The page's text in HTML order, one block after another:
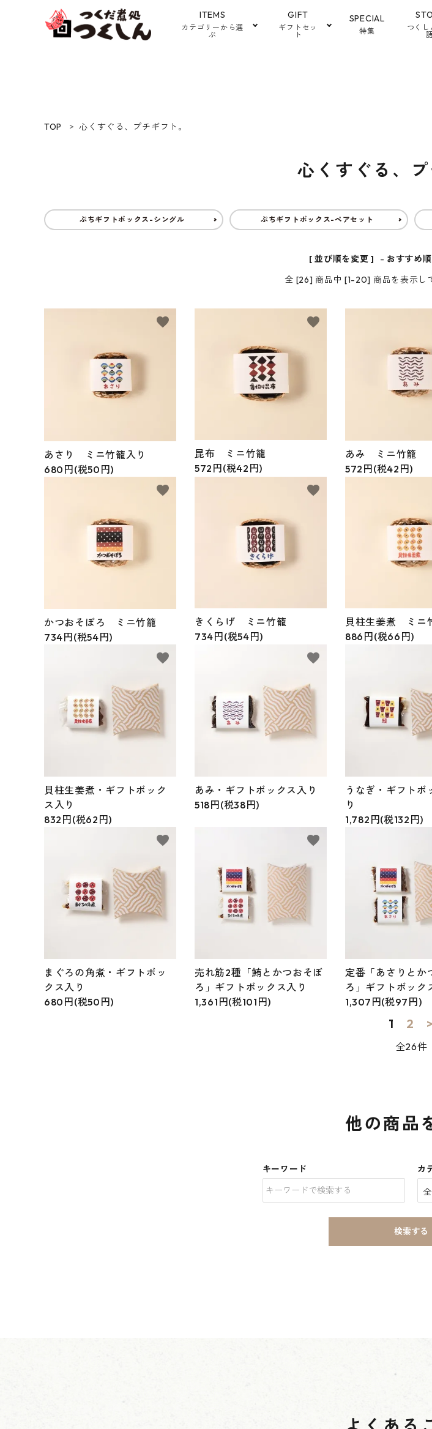
ITEMS
カテゴリーから選
ぶ
3,000円
5,000円
GIFT
ギフトセッ
ト
SPECIAL
特集
つくし
TOP 心くすぐる、プチギフト。
心くすぐる、プ
ぷちギフトボックス-シングル ぷちギフトボックス-ペアセット
[ 並び順を変更 ] - おすすめ順
全 [26] 商品中 [1-20] 商品を表示し
あさり ミニ竹籠入り
680円(税50円)
favorite
昆布 ミニ竹籠
572円(税42円)
favorite
あみ ミニ竹籠
572円(税42円)
かつおそぼろ ミニ竹籠
734円(税54円)
favorite
きくらげ ミニ竹籠
734円(税54円)
favorite
貝柱生姜煮 ミニ
886円(税66円)
貝柱生姜煮・ギフトボック
ス入り
832円(税62円)
favorite
あみ・ギフトボックス入り
518円(税38円)
favorite
うなぎ・ギフトボ
り
1,782円(税132円)
まぐろの角煮・ギフトボッ
クス入り
680円(税50円)
favorite
売れ筋2種「鮪とかつおそぼ
ろ」ギフトボックス入り
1,361円(税101円)
favorite
定番「あさりとか
ろ」ギフトボック
1,307円(税97円)
1 2 >
全26件
他の商品
キーワード カ
検索する